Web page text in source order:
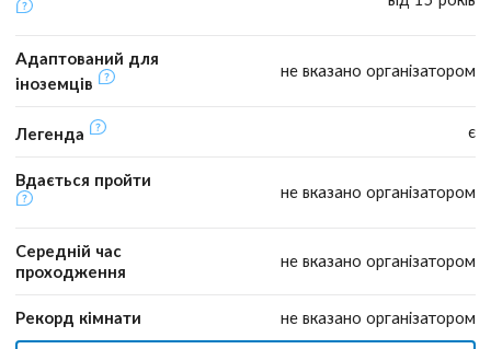
Адаптований для
іноземців
не вказано організатором
Легенда є
Вдається пройти
не вказано організатором
Середній час
проходження
не вказано організатором
Рекорд кімнати не вказано організатором